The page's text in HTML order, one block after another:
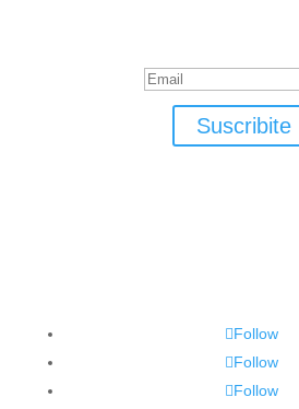
Suscribite
Follow
Follow
Follow